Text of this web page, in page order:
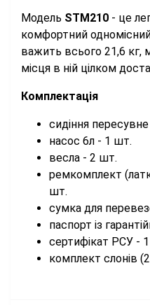
Модель STM210 - це
комфортний
важить всього 21,6 кг,
місця в ній цілком
Комплектація
сидіння
насос 6л - 1 шт.
весла - 2 шт.
ремкомплект
шт.
сумка для
паспорт із
сертифікат РСУ -
комплект слонів